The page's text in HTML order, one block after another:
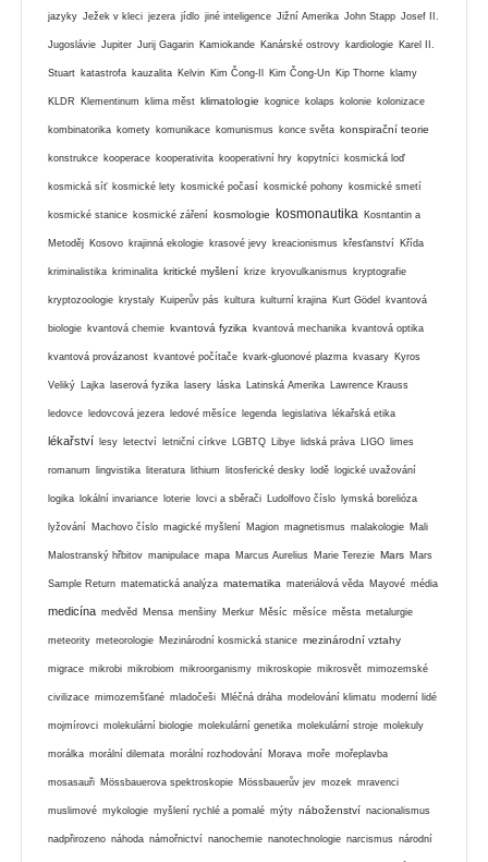
jazyky Ježek v kleci jezera jídlo jiné inteligence Jižní Amerika John Stapp Josef II.
Jugoslávie Jupiter Jurij Gagarin Kamiokande Kanárské ostrovy kardiologie Karel II.
Stuart katastrofa kauzalita Kelvin Kim Čong-Il Kim Čong-Un Kip Thorne klamy
KLDR Klementinum klima měst klimatologie kognice kolaps kolonie kolonizace
kombinatorika komety komunikace komunismus konce světa konspirační teorie
konstrukce kooperace kooperativita kooperativní hry kopytníci kosmická loď
kosmická síť kosmické lety kosmické počasí kosmické pohony kosmické smetí
kosmické stanice kosmické záření kosmologie kosmonautika Kosntantin a
Metoděj Kosovo krajinná ekologie krasové jevy kreacionismus křesťanství Křída
kriminalistika kriminalita kritické myšlení krize kryovulkanismus kryptografie
kryptozoologie krystaly Kuiperův pás kultura kulturní krajina Kurt Gödel kvantová
biologie kvantová chemie kvantová fyzika kvantová mechanika kvantová optika
kvantová provázanost kvantové počítače kvark-gluonové plazma kvasary Kyros
Veliký Lajka laserová fyzika lasery láska Latinská Amerika Lawrence Krauss
ledovce ledovcová jezera ledové měsíce legenda legislativa lékařská etika
lékařství lesy letectví letniční církve LGBTQ Libye lidská práva LIGO limes
romanum lingvistika literatura lithium litosferické desky lodě logické uvažování
logika lokální invariance loterie lovci a sběrači Ludolfovo číslo lymská borelióza
lyžování Machovo číslo magické myšlení Magion magnetismus malakologie Mali
Malostranský hřbitov manipulace mapa Marcus Aurelius Marie Terezie Mars Mars
Sample Return matematická analýza matematika materiálová věda Mayové média
medicína medvěd Mensa menšiny Merkur Měsíc měsíce města metalurgie
meteority meteorologie Mezinárodní kosmická stanice mezinárodní vztahy
migrace mikrobi mikrobiom mikroorganismy mikroskopie mikrosvět mimozemské
civilizace mimozemšťané mladočeši Mléčná dráha modelování klimatu moderní lidé
mojmírovci molekulární biologie molekulární genetika molekulární stroje molekuly
morálka morální dilemata morální rozhodování Morava moře mořeplavba
mosasauři Mössbauerova spektroskopie Mössbauerův jev mozek mravenci
muslimové mykologie myšlení rychlé a pomalé mýty náboženství nacionalismus
nadpřirozeno náhoda námořnictví nanochemie nanotechnologie narcismus národní